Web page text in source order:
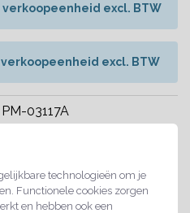
technologieën om je
Functionele cookies zorgen
en hebben ook een
excl. BTW
excl. BTW
PM-03117A
aanvraag